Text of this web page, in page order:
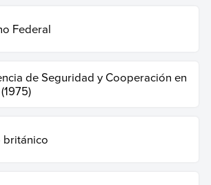
Federal
de Seguridad y Cooperación en
británico